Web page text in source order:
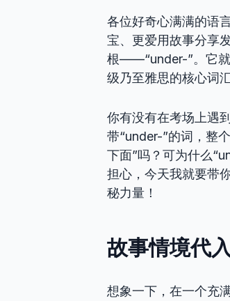
各位好奇心满满的语
宝、更爱用故事分享
根——“under-”。它就
级乃至雅思的核心词
你有没有在考场上遇
带“under-”的词，整
下面”吗？可为什么
担心，今天我就要带
秘力量！
故事情境代
想象一下，在一个充